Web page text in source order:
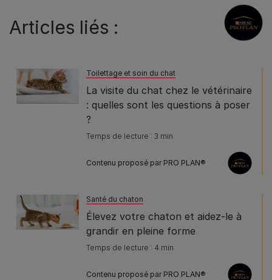
Articles liés :
Toilettage et soin du chat
La visite du chat chez le vétérinaire
: quelles sont les questions à poser
?
Temps de lecture : 3 min
Contenu proposé par PRO PLAN®
Santé du chaton
Élevez votre chaton et aidez-le à
grandir en pleine forme
Temps de lecture : 4 min
Contenu proposé par PRO PLAN®